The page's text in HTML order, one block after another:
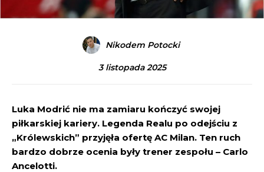
Nikodem Potocki
3 listopada 2025
Luka Modrić nie ma zamiaru kończyć swojej
piłkarskiej kariery. Legenda Realu po odejściu z
„Królewskich” przyjęła ofertę AC Milan. Ten ruch
bardzo dobrze ocenia były trener zespołu – Carlo
Ancelotti.